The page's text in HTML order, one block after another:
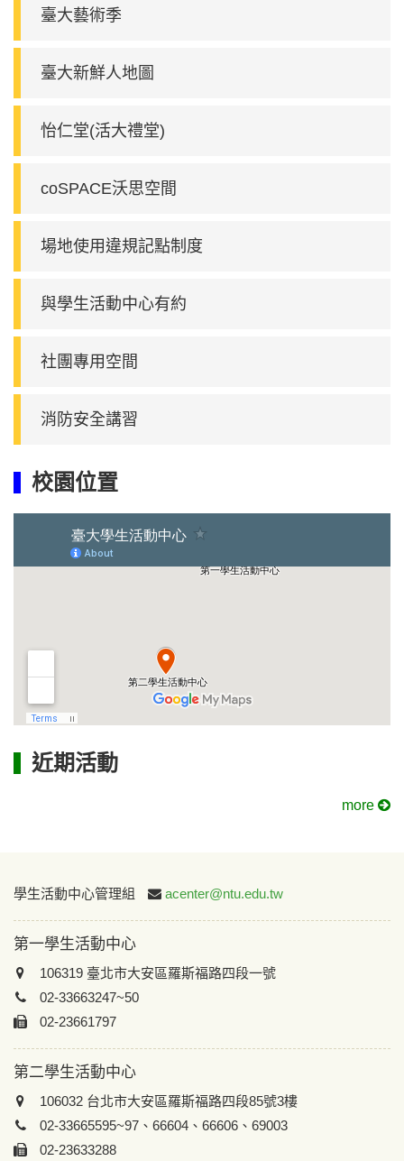
臺大藝術季
臺大新鮮人地圖
怡仁堂(活大禮堂)
coSPACE沃思空間
場地使用違規記點制度
與學生活動中心有約
社團專用空間
消防安全講習
校園位置
近期活動
more
:::
學生活動中心管理組 acenter@ntu.edu.tw
第一學生活動中心
106319 臺北市大安區羅斯福路四段一號
02-33663247~50
02-23661797
第二學生活動中心
106032 台北市大安區羅斯福路四段85號3樓
02-33665595~97、66604、66606、69003
02-23633288